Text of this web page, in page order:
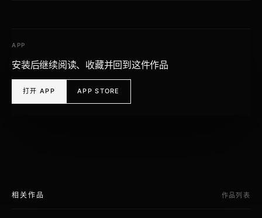
APP
安装后继续阅读、收藏并回到这件作品
打开 APP APP STORE
相关作品 作品列表